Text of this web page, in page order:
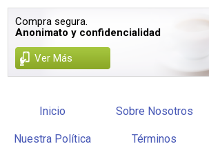
Compra segura.
Anonimato y confidencialidad
Ver Más
Inicio Sobre Nosotros
Nuestra Política Términos